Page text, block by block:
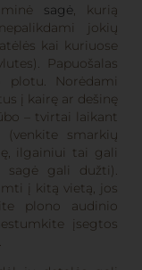
sagė, kurią
jokių
kai kuriuose
Papuošalas
Norėdami
į kairę ar dešinę
– tvirtai laikant
smarkių
ilgainiui tai gali
gali dužti).
į kitą vietą, jos
plono audinio
įsegtos